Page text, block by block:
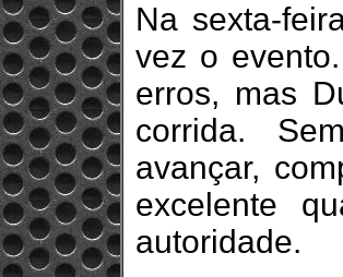
Na sexta-
vez o
erros, mas
corrida.
avançar,
excelente
autoridade.